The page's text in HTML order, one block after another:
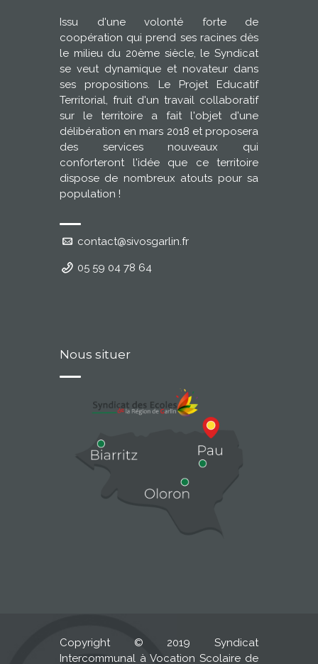
Issu d'une volonté forte de
coopération qui prend ses racines dès
le milieu du 20ème siècle, le Syndicat
se veut dynamique et novateur dans
ses propositions. Le Projet Educatif
Territorial, fruit d'un travail collaboratif
sur le territoire a fait l'objet d'une
délibération en mars 2018 et proposera
des services nouveaux qui
conforteront l'idée que ce territoire
dispose de nombreux atouts pour sa
population !
contact@sivosgarlin.fr
05 59 04 78 64
Nous situer
Copyright © 2019 Syndicat
Intercommunal à Vocation Scolaire de